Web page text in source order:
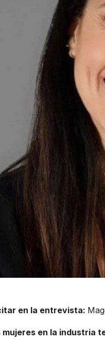
en la entrevista:
en la industria